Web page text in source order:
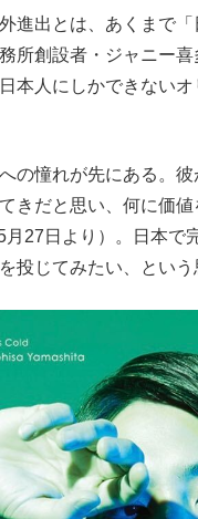
進出とは、あくまで
所創設者・ジャニー
本人にしかできない
憧れが先にある。彼
きだと思い、何に価
27日より）。日本で
投じてみたい、という